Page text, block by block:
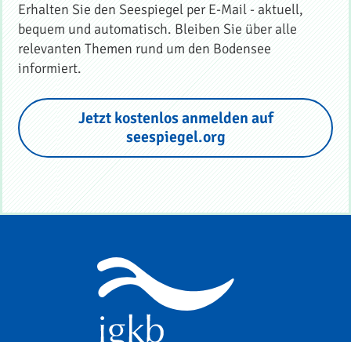
Erhalten Sie den Seespiegel per E-Mail - aktuell,
bequem und automatisch. Bleiben Sie über alle
relevanten Themen rund um den Bodensee
informiert.
Jetzt kostenlos anmelden auf
seespiegel.org